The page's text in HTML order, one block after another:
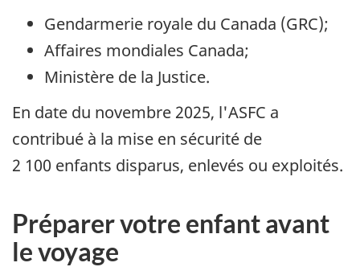
Gendarmerie royale du Canada (GRC);
Affaires mondiales Canada;
Ministère de la Justice.
En date du novembre 2025, l'ASFC a
contribué à la mise en sécurité de
2 100 enfants disparus, enlevés ou exploités.
Préparer votre enfant avant
le voyage